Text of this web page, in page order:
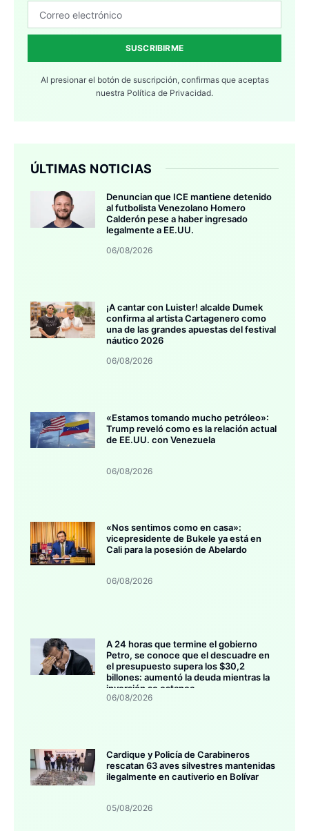
SUSCRIBIRME
Al presionar el botón de suscripción, confirmas que aceptas
nuestra Política de Privacidad.
ÚLTIMAS NOTICIAS
Denuncian que ICE mantiene detenido
al futbolista Venezolano Homero
Calderón pese a haber ingresado
legalmente a EE.UU.
06/08/2026
¡A cantar con Luister! alcalde Dumek
confirma al artista Cartagenero como
una de las grandes apuestas del festival
náutico 2026
06/08/2026
«Estamos tomando mucho petróleo»:
Trump reveló como es la relación actual
de EE.UU. con Venezuela
06/08/2026
«Nos sentimos como en casa»:
vicepresidente de Bukele ya está en
Cali para la posesión de Abelardo
06/08/2026
A 24 horas que termine el gobierno
Petro, se conoce que el descuadre en
el presupuesto supera los $30,2
billones: aumentó la deuda mientras la
inversión se estanca
06/08/2026
Cardique y Policía de Carabineros
rescatan 63 aves silvestres mantenidas
ilegalmente en cautiverio en Bolívar
05/08/2026